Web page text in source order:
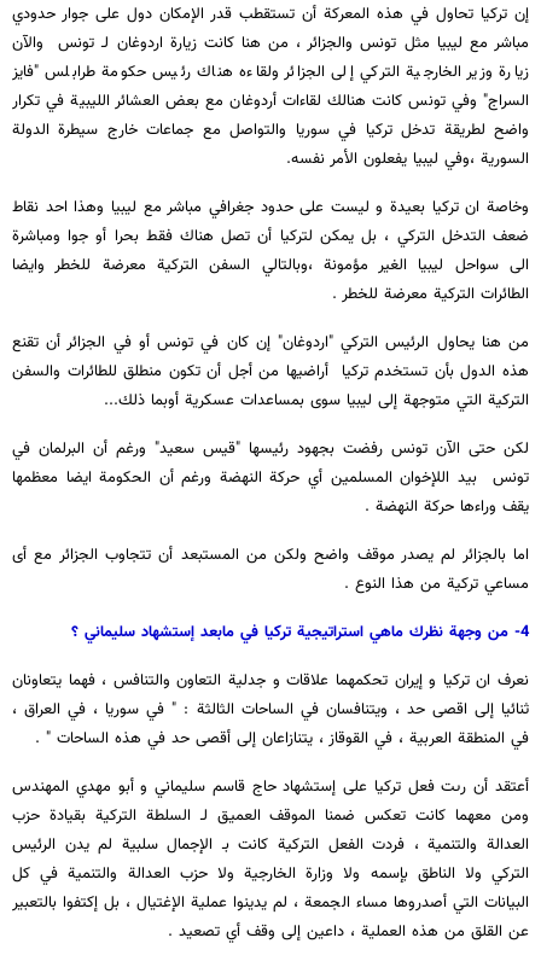
إن تركيا تحاول في هذه المعركة أن تستقطب قدر الإمكان دول على جوار حدودي
مباشر مع ليبيا مثل تونس والجزائر ، من هنا كانت زيارة اردوغان لـ تونس والآن
زيارة وزير الخارجية التركي إلى الجزائر ولقاءه هناك رئيس حكومة طرابلس "فايز
السراج" وفي تونس كانت هنالك لقاءات أردوغان مع بعض العشائر الليبية في تكرار
واضح لطريقة تدخل تركيا في سوريا والتواصل مع جماعات خارج سيطرة الدولة
السورية ،وفي ليبيا يفعلون الأمر نفسه.
وخاصة ان تركيا بعيدة و ليست على حدود جغرافي مباشر مع ليبيا وهذا احد نقاط
ضعف التدخل التركي ، بل يمكن لتركيا أن تصل هناك فقط بحرا أو جوا ومباشرة
الى سواحل ليبيا الغير مؤمونة ،وبالتالي السفن التركية معرضة للخطر وايضا
الطائرات التركية معرضة للخطر .
من هنا يحاول الرئيس التركي "اردوغان" إن كان في تونس أو في الجزائر أن تقنع
هذه الدول بأن تستخدم تركيا أراضيها من أجل أن تكون منطلق للطائرات والسفن
التركية التي متوجهة إلى ليبيا سوى بمساعدات عسكرية أوبما ذلك...
لكن حتى الآن تونس رفضت بجهود رئيسها "قيس سعيد" ورغم أن البرلمان في
تونس بيد اللإخوان المسلمين أي حركة النهضة ورغم أن الحكومة ايضا معظمها
يقف وراءها حركة النهضة .
اما بالجزائر لم يصدر موقف واضح ولكن من المستبعد أن تتجاوب الجزائر مع أى
مساعي تركية من هذا النوع .
4- من وجهة نظرك ماهي استراتيجية تركيا في مابعد إستشهاد سليماني ؟
نعرف ان تركيا و إيران تحكمهما علاقات و جدلية التعاون والتنافس ، فهما يتعاونان
ثنائيا إلى اقصى حد ، ويتنافسان في الساحات الثالثة : " في سوريا ، في العراق ،
في المنطقة العربية ، في القوقاز ، يتنازاعان إلى أقصى حد في هذه الساحات " .
أعتقد أن رىت فعل تركيا على إستشهاد حاج قاسم سليماني و أبو مهدي المهندس
ومن معهما كانت تعكس ضمنا الموقف العميق لـ السلطة التركية بقيادة حزب
العدالة والتنمية ، فردت الفعل التركية كانت بـ الإجمال سلبية لم يدن الرئيس
التركي ولا الناطق بإسمه ولا وزارة الخارجية ولا حزب العدالة والتنمية في كل
البيانات التي أصدروها مساء الجمعة ، لم يدينوا عملية الإغتيال ، بل إكتفوا بالتعبير
عن القلق من هذه العملية ، داعين إلى وقف أي تصعيد .